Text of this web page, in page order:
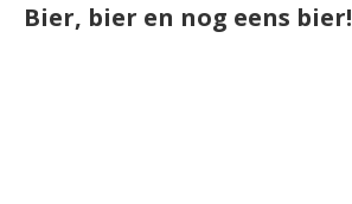
Bier, bier en nog eens bier!